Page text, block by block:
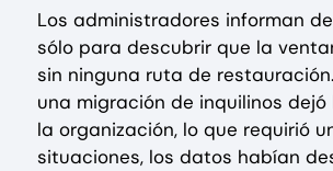
Los administradores informan
sólo para descubrir que la
sin ninguna ruta de
una migración de inquilinos
la organización, lo que requirió
situaciones, los datos habían